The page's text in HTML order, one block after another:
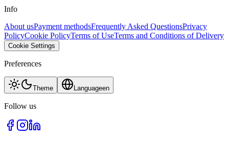
Info
About usPayment methodsFrequently Asked QuestionsPrivacy
PolicyCookie PolicyTerms of UseTerms and Conditions of Delivery
Cookie Settings
Preferences
Theme Languageen
Follow us